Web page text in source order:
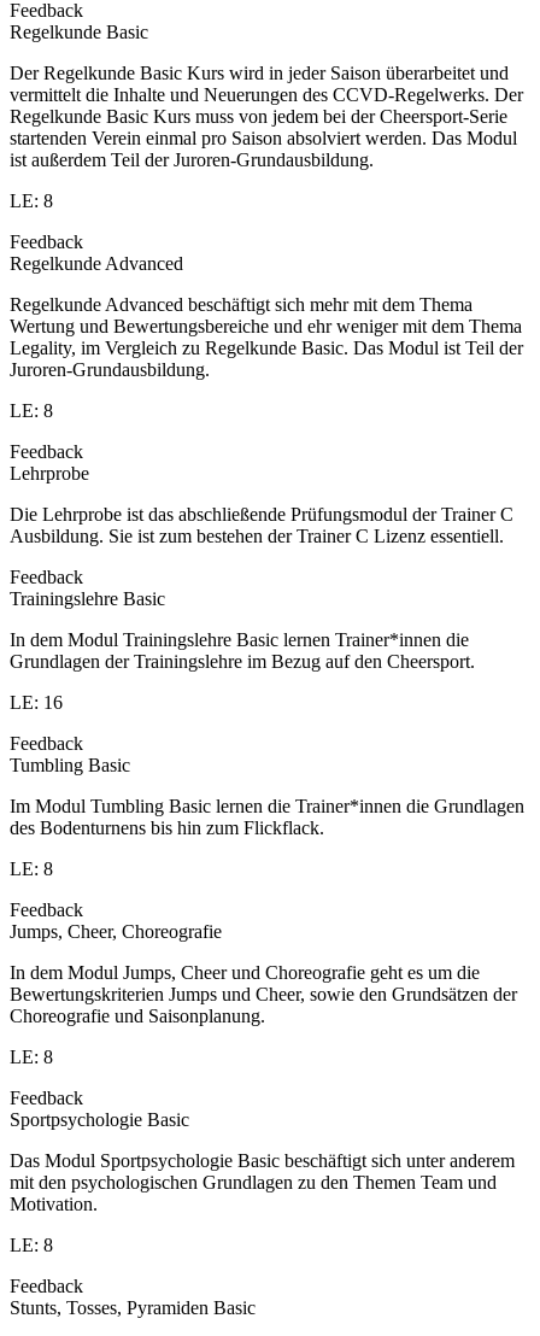
Feedback
Regelkunde Basic
Der Regelkunde Basic Kurs wird in jeder Saison überarbeitet und
vermittelt die Inhalte und Neuerungen des CCVD-Regelwerks. Der
Regelkunde Basic Kurs muss von jedem bei der Cheersport-Serie
startenden Verein einmal pro Saison absolviert werden. Das Modul
ist außerdem Teil der Juroren-Grundausbildung.
LE: 8
Feedback
Regelkunde Advanced
Regelkunde Advanced beschäftigt sich mehr mit dem Thema
Wertung und Bewertungsbereiche und ehr weniger mit dem Thema
Legality, im Vergleich zu Regelkunde Basic. Das Modul ist Teil der
Juroren-Grundausbildung.
LE: 8
Feedback
Lehrprobe
Die Lehrprobe ist das abschließende Prüfungsmodul der Trainer C
Ausbildung. Sie ist zum bestehen der Trainer C Lizenz essentiell.
Feedback
Trainingslehre Basic
In dem Modul Trainingslehre Basic lernen Trainer*innen die
Grundlagen der Trainingslehre im Bezug auf den Cheersport.
LE: 16
Feedback
Tumbling Basic
Im Modul Tumbling Basic lernen die Trainer*innen die Grundlagen
des Bodenturnens bis hin zum Flickflack.
LE: 8
Feedback
Jumps, Cheer, Choreografie
In dem Modul Jumps, Cheer und Choreografie geht es um die
Bewertungskriterien Jumps und Cheer, sowie den Grundsätzen der
Choreografie und Saisonplanung.
LE: 8
Feedback
Sportpsychologie Basic
Das Modul Sportpsychologie Basic beschäftigt sich unter anderem
mit den psychologischen Grundlagen zu den Themen Team und
Motivation.
LE: 8
Feedback
Stunts, Tosses, Pyramiden Basic